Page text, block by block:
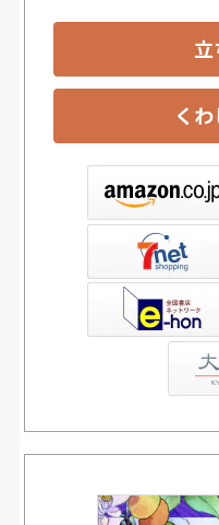
立
く
書店ウェブストア